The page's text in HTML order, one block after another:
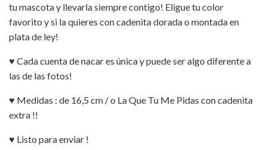
tu mascota y llevarla siempre contigo! Eligue tu color
favorito y si la quieres con cadenita dorada o montada en
plata de ley!
♥ Cada cuenta de nacar es única y puede ser algo diferente a
las de las fotos!
♥ Medidas : de 16,5 cm / o La Que Tu Me Pidas con cadenita
extra !!
♥ Listo para enviar !